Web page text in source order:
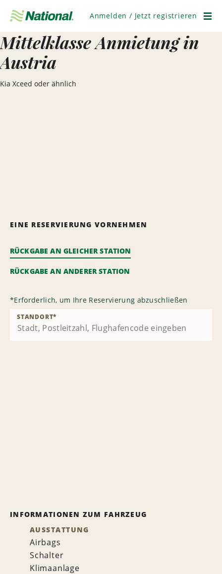
überspringen
Anmelden / Jetzt registrieren
Mittelklasse Anmietung in
Austria
Kia Xceed oder ähnlich
EINE RESERVIERUNG VORNEHMEN
RÜCKGABE AN GLEICHER STATION
RÜCKGABE AN ANDERER STATION
*Erforderlich, um Ihre Reservierung abzuschließen
STANDORT*
INFORMATIONEN ZUM FAHRZEUG
AUSSTATTUNG
Airbags
Schalter
Klimaanlage